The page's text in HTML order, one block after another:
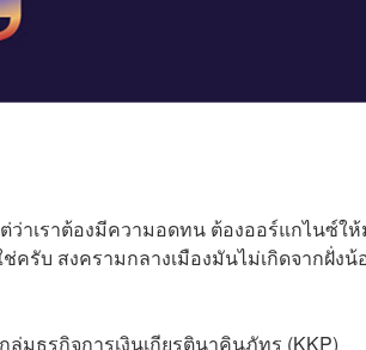
ว่าเราต้องมีความอดทน ต้องออร์แกไนซ์ใ
รับ สงครามกลางเมืองมันไม่เกิดจากฝั่งน้
มธุรกิจการเงินเกียรตินาคินภัทร (KKP)